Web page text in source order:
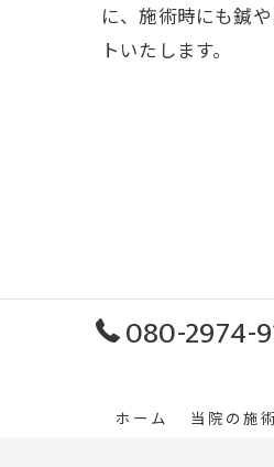
に、施術時にも鍼
トいたします。
080-2974-
ホーム 当院の施